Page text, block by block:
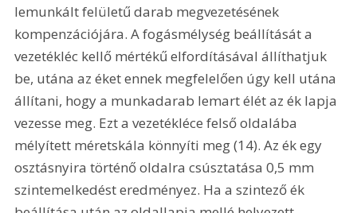
lemunkált felületű darab megvezetésének
kompenzációjára. A fogásmélység beállítását a
vezetékléc kellő mértékű elfordításával állíthatjuk
be, utána az éket ennek megfelelően úgy kell utána
állítani, hogy a munkadarab lemart élét az ék lapja
vezesse meg. Ezt a vezetékléce felső oldalába
mélyített méretskála könnyíti meg (14). Az ék egy
osztásnyira történő oldalra csúsztatása 0,5 mm
szintemelkedést eredményez. Ha a szintező ék